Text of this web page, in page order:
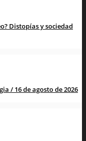
Distopías y sociedad
/ 16 de agosto de 2026